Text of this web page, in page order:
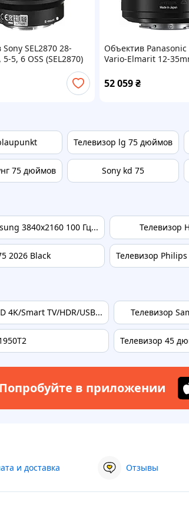
SEL2870 28-
5, 6 OSS (SEL2870)
Объектив Panasonic
Vario-Elmarit 12-
ES12035E)
52 059₴
75 дюймов
Телевизор lg 75 дюймов
Sony kd 75
3840х2160 100 Гц...
2026 Black
Телевизор
Телевизор
4K/Smart TV/HDR/USB... Телевизор
Телевизор 45
Попробуйте в приложении
и доставка Отзывы